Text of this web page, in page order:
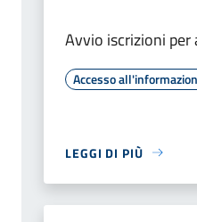
Avvio iscrizioni
Accesso
LEGGI DI PIÙ